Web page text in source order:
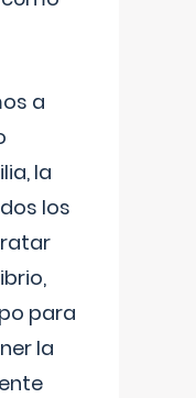
a
la
los
para
la